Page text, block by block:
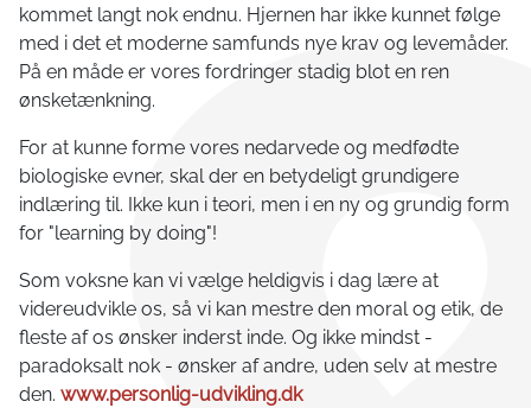
kommet langt nok endnu. Hjernen har ikke kunnet følge
med i det et moderne samfunds nye krav og levemåder.
På en måde er vores fordringer stadig blot en ren
ønsketænkning.
For at kunne forme vores nedarvede og medfødte
biologiske evner, skal der en betydeligt grundigere
indlæring til. Ikke kun i teori, men i en ny og grundig form
for "learning by doing"!
Som voksne kan vi vælge heldigvis i dag lære at
videreudvikle os, så vi kan mestre den moral og etik, de
fleste af os ønsker inderst inde. Og ikke mindst -
paradoksalt nok - ønsker af andre, uden selv at mestre
den. www.personlig-udvikling.dk